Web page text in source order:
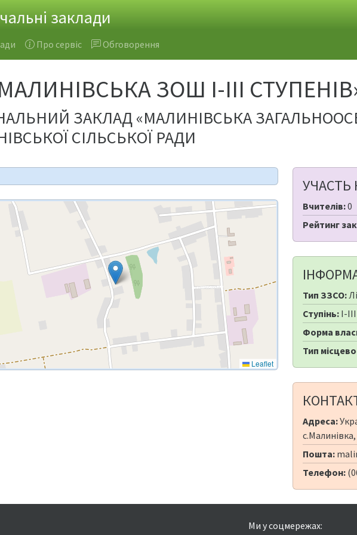
заклади
Про сервіс Обговорення
ЗОШ I-III
ЗАКЛАД «МАЛИНІВСЬКА
СІЛЬСЬКОЇ РАДИ
Leaflet
УЧАСТЬ
Вчителів:0
Рейтинг
Тип ЗЗСО:
Ступінь: I-III
Форма
Тип
Адреса:
Пошта:
Телефон:
Ми у соцмережах: